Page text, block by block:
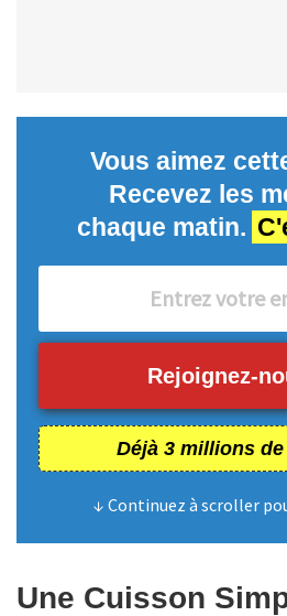
Vous aimez
Recevez les
chaque matin.
Rejoignez-
Déjà 3 millions
↓ Continuez à scroller
Une Cuisson